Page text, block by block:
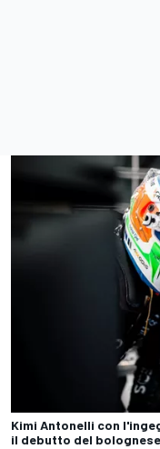
Kimi Antonelli con
il debutto del bolognese